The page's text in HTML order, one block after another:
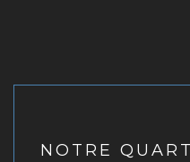
NOTRE